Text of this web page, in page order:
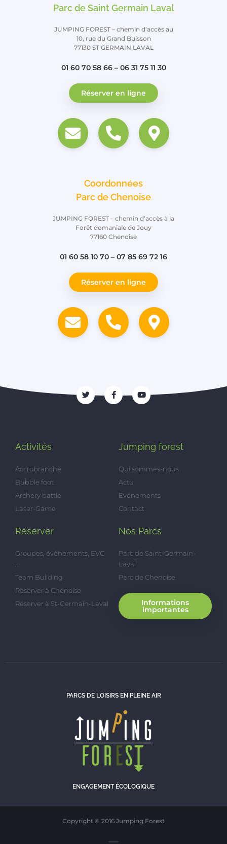
Parc de Saint Germain Laval
JUMPING FOREST – chemin d’accès au
10, rue du Grand Buisson
77130 ST GERMAIN LAVAL
01 60 70 58 66 – 06 31 75 11 30
Réserver en ligne
Coordonnées
Parc de Chenoise
JUMPING FOREST – chemin d’accès à la
Forêt domaniale de Jouy
77160 Chenoise
01 60 58 10 70 – 07 85 69 72 16
Réserver en ligne
Activités
Accrobranche
Bubble foot
Archery battle
Laser-Game
Jumping forest
Qui sommes-nous
Actu
Evénements
Contact
Réserver
Groupes, événements, EVG
Team Building
Réserver à Chenoise
Réserver à St-Germain-Laval
Nos Parcs
Parc de Saint-Germain-
Laval
Parc de Chenoise
Informations
importantes
PARCS DE LOISIRS EN PLEINE AIR
ENGAGEMENT ÉCOLOGIQUE
Copyright © 2016 Jumping Forest